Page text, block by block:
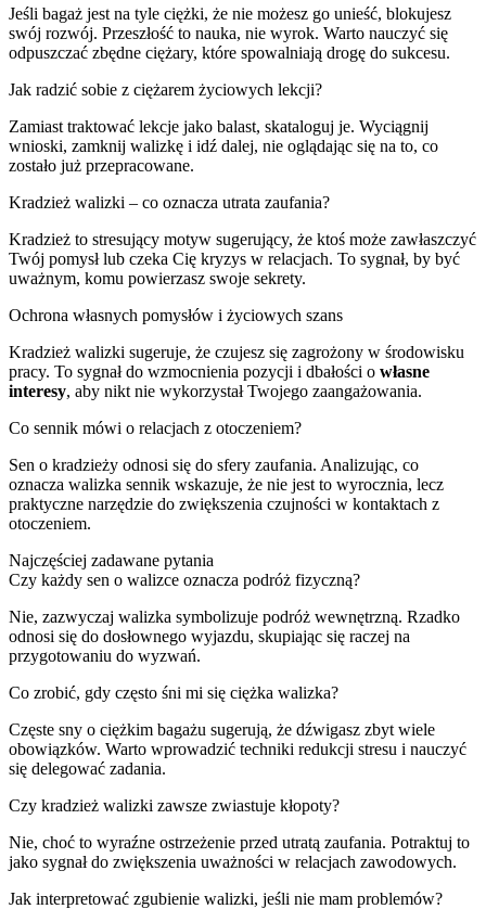
Jeśli bagaż jest na tyle ciężki, że nie możesz go unieść, blokujesz
swój rozwój. Przeszłość to nauka, nie wyrok. Warto nauczyć się
odpuszczać zbędne ciężary, które spowalniają drogę do sukcesu.
Jak radzić sobie z ciężarem życiowych lekcji?
Zamiast traktować lekcje jako balast, skataloguj je. Wyciągnij
wnioski, zamknij walizkę i idź dalej, nie oglądając się na to, co
zostało już przepracowane.
Kradzież walizki – co oznacza utrata zaufania?
Kradzież to stresujący motyw sugerujący, że ktoś może zawłaszczyć
Twój pomysł lub czeka Cię kryzys w relacjach. To sygnał, by być
uważnym, komu powierzasz swoje sekrety.
Ochrona własnych pomysłów i życiowych szans
Kradzież walizki sugeruje, że czujesz się zagrożony w środowisku
pracy. To sygnał do wzmocnienia pozycji i dbałości o własne
interesy, aby nikt nie wykorzystał Twojego zaangażowania.
Co sennik mówi o relacjach z otoczeniem?
Sen o kradzieży odnosi się do sfery zaufania. Analizując, co
oznacza walizka sennik wskazuje, że nie jest to wyrocznia, lecz
praktyczne narzędzie do zwiększenia czujności w kontaktach z
otoczeniem.
Najczęściej zadawane pytania
Czy każdy sen o walizce oznacza podróż fizyczną?
Nie, zazwyczaj walizka symbolizuje podróż wewnętrzną. Rzadko
odnosi się do dosłownego wyjazdu, skupiając się raczej na
przygotowaniu do wyzwań.
Co zrobić, gdy często śni mi się ciężka walizka?
Częste sny o ciężkim bagażu sugerują, że dźwigasz zbyt wiele
obowiązków. Warto wprowadzić techniki redukcji stresu i nauczyć
się delegować zadania.
Czy kradzież walizki zawsze zwiastuje kłopoty?
Nie, choć to wyraźne ostrzeżenie przed utratą zaufania. Potraktuj to
jako sygnał do zwiększenia uważności w relacjach zawodowych.
Jak interpretować zgubienie walizki, jeśli nie mam problemów?